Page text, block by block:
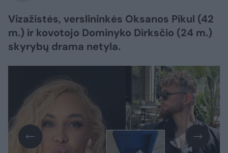
Vizažistės, verslininkės Oksanos Pikul (42
m.) ir kovotojo Dominyko Dirksčio (24 m.)
skyrybų drama netyla.